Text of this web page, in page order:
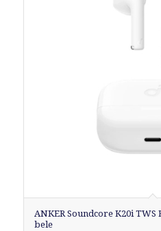
ANKER Soundcore K20i
bele